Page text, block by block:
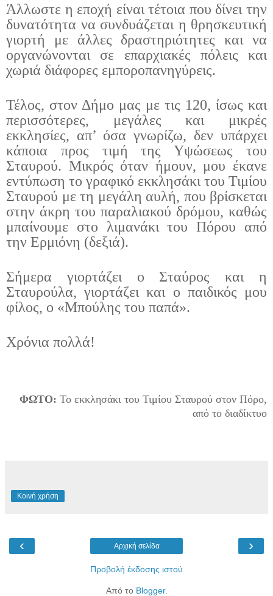
Άλλωστε η εποχή είναι τέτοια που δίνει την
δυνατότητα να συνδυάζεται η θρησκευτική
γιορτή με άλλες δραστηριότητες και να
οργανώνονται σε επαρχιακές πόλεις και
χωριά διάφορες εμποροπανηγύρεις.
Τέλος, στον Δήμο μας με τις 120, ίσως και
περισσότερες, μεγάλες και μικρές
εκκλησίες, απ’ όσα γνωρίζω, δεν υπάρχει
κάποια προς τιμή της Υψώσεως του
Σταυρού. Μικρός όταν ήμουν, μου έκανε
εντύπωση το γραφικό εκκλησάκι του Τιμίου
Σταυρού με τη μεγάλη αυλή, που βρίσκεται
στην άκρη του παραλιακού δρόμου, καθώς
μπαίνουμε στο λιμανάκι του Πόρου από
την Ερμιόνη (δεξιά).
Σήμερα γιορτάζει ο Σταύρος και η
Σταυρούλα, γιορτάζει και ο παιδικός μου
φίλος, ο «Μπούλης του παπά».
Χρόνια πολλά!
ΦΩΤΟ: Το εκκλησάκι του Τιμίου Σταυρού στον Πόρο,
από το διαδίκτυο
Κοινή χρήση
‹ ›
Αρχική σελίδα
Προβολή έκδοσης ιστού
Από το Blogger.